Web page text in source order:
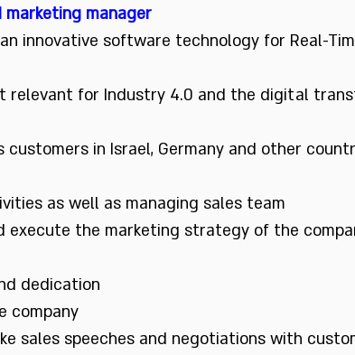
manager
innovative software technology for Real-
relevant for Industry 4.0 and the digital
customers in Israel, Germany and other
as well as managing sales team
execute the marketing strategy of the
dedication
company
sales speeches and negotiations with